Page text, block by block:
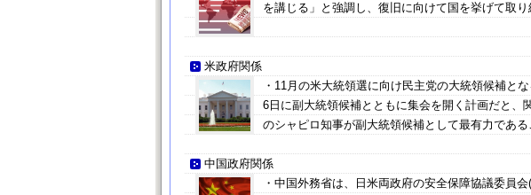
を講じる」と強調し、復旧に向けて国を挙げて取り
米政府関係
・11月の米大統領選に向け民主党の大統領候補と
6日に副大統領候補とともに集会を開く計画だと、
のシャピロ知事が副大統領候補として最有力である
中国政府関係
・中国外務省は、日米両政府の安全保障協議委員